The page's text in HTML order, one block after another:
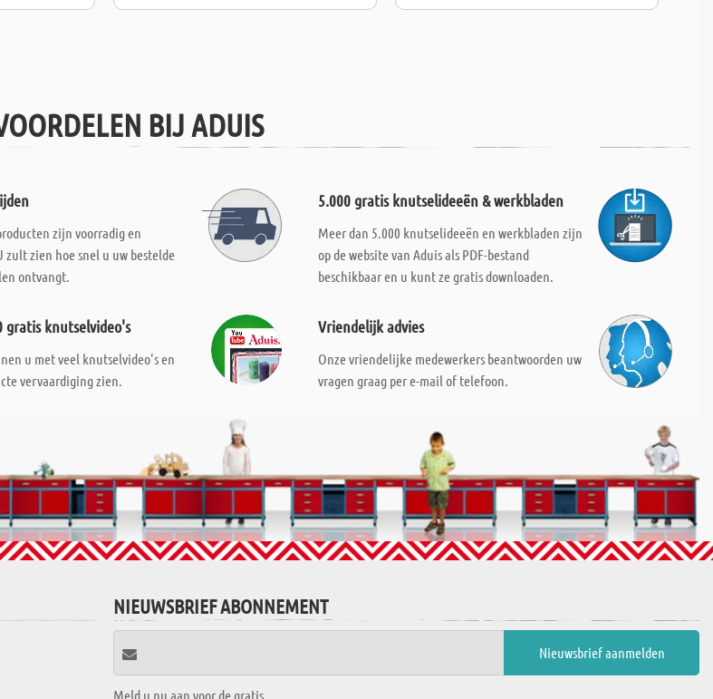
BIJ ADUIS
zijn voorradig en
zult zien hoe snel u uw bestelde
ontvangt.
5.000 gratis knutselideeën & werkbladen
Meer dan 5.000 knutselideeën en werkbladen zijn
op de website van Aduis als PDF-bestand
beschikbaar en u kunt ze gratis downloaden.
gratis knutselvideo's
u met veel knutselvideo's en
vervaardiging zien.
Vriendelijk advies
Onze vriendelijke medewerkers beantwoorden uw
vragen graag per e-mail of telefoon.
NIEUWSBRIEF ABONNEMENT
Meld u nu aan voor de gratis